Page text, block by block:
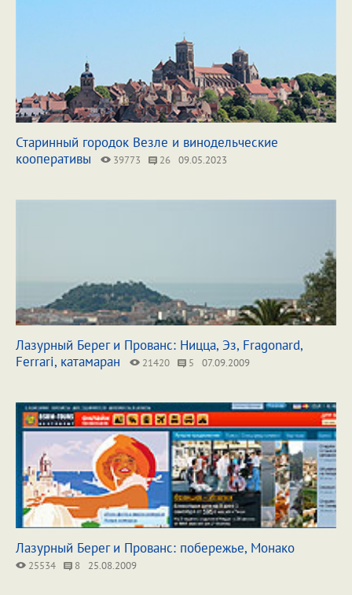
Старинный городок Везле и винодельческие
кооперативы
39773 26 09.05.2023
Лазурный Берег и Прованс: Ницца, Эз, Fragonard,
Ferrari, катамаран
21420 5 07.09.2009
Лазурный Берег и Прованс: побережье, Монако
25534 8 25.08.2009